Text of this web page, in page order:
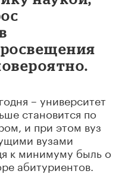
– университет
становится по
и при этом вуз
вузами
к минимуму быль о
абитуриентов.